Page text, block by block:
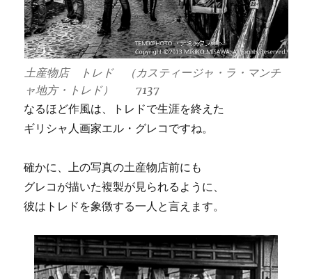
土産物店 トレド （カスティージャ・ラ・マンチ
ャ地方・トレド） 7137
なるほど作風は、トレドで生涯を終えた
ギリシャ人画家エル・グレコですね。
確かに、上の写真の土産物店前にも
グレコが描いた複製が見られるように、
彼はトレドを象徴する一人と言えます。